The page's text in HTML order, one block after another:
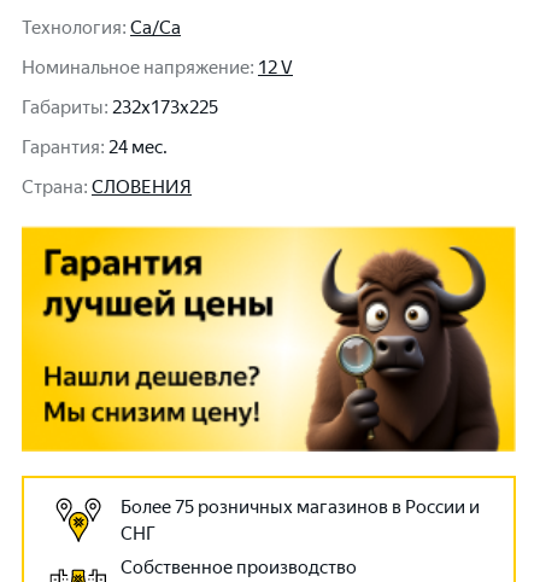
Технология: Ca/Ca
Номинальное напряжение: 12 V
Габариты: 232x173x225
Гарантия: 24 мес.
Cтрана: СЛОВЕНИЯ
Более 75 розничных магазинов в России и
СНГ
Собственное производство